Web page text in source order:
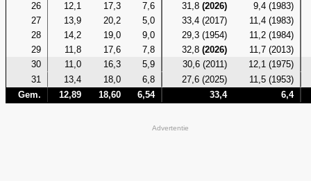
26
12,1 17,3 7,6 31,8(2026)
9,4 (1983)
27
13,9 20,2 5,0 33,4 (2017)
11,4 (1983)
28
14,2 19,0 9,0 29,3 (1954)
11,2 (1984)
29
11,8 17,6 7,8 32,8(2026)
11,7 (2013)
30
11,0 16,3 5,9 30,6 (2011)
12,1 (1975)
31
13,4 18,0 6,8 27,6 (2025)
11,5 (1953)
Gem.
12,89 18,60 6,54 33,4 6,4
Advertentie